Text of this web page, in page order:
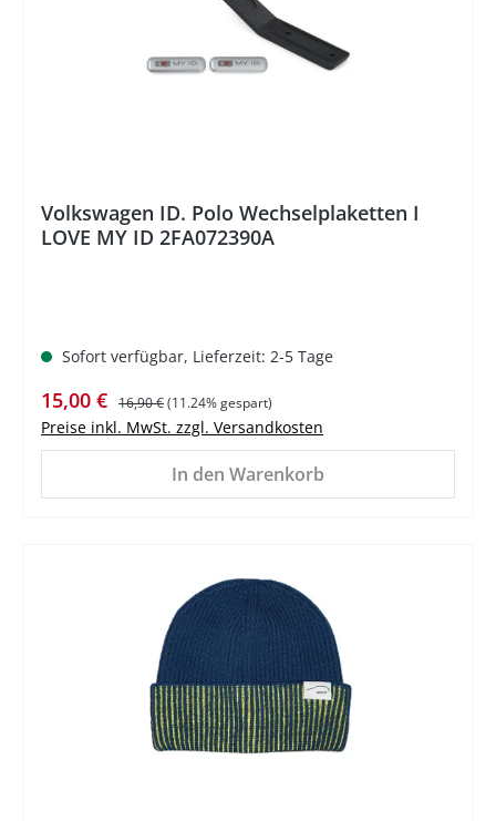
Volkswagen ID. Polo Wechselplaketten I
LOVE MY ID 2FA072390A
Sofort verfügbar, Lieferzeit: 2-5 Tage
Verkaufspreis:
15,00 € Regulärer Preis:
16,90 €(11.24% gespart)
Preise inkl. MwSt. zzgl. Versandkosten
In den Warenkorb